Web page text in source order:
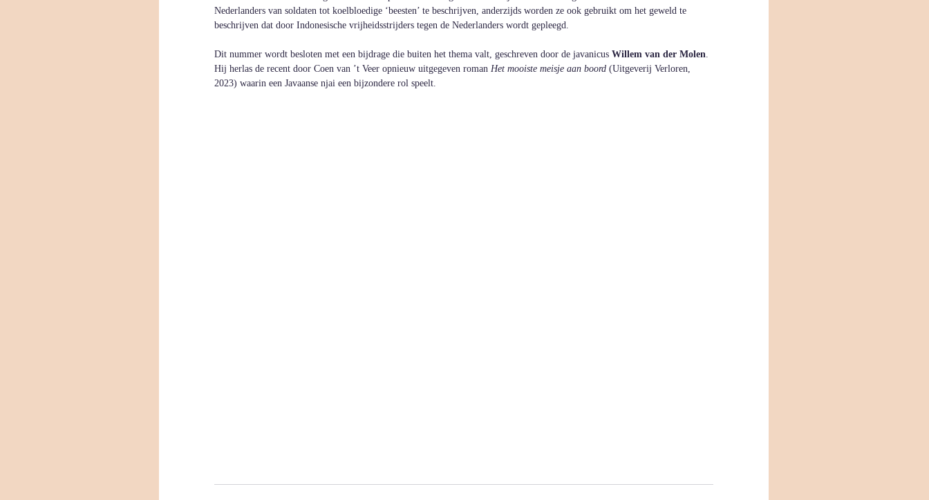
Nederlanders van soldaten tot koelbloedige ‘beesten’ te beschrijven, anderzijds worden ze ook gebruikt om het geweld te
beschrijven dat door Indonesische vrijheidsstrijders tegen de Nederlanders wordt gepleegd.
Dit nummer wordt besloten met een bijdrage die buiten het thema valt, geschreven door de javanicus Willem van der Molen.
Hij herlas de recent door Coen van ’t Veer opnieuw uitgegeven roman Het mooiste meisje aan boord (Uitgeverij Verloren,
2023) waarin een Javaanse njai een bijzondere rol speelt.